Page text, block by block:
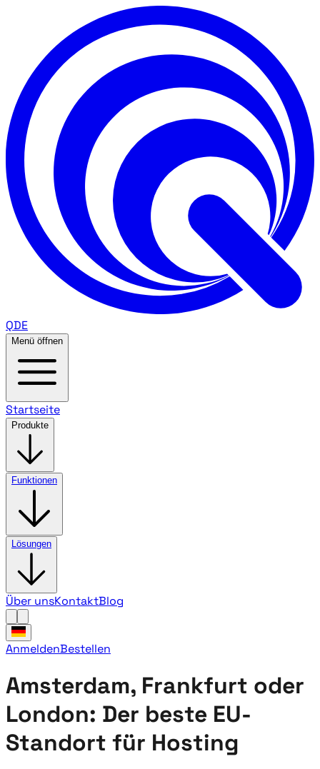
QDE
Menü öffnen
Startseite
Produkte
Funktionen
Lösungen
Über unsKontaktBlog
AnmeldenBestellen
Amsterdam, Frankfurt oder
London: Der beste EU-
Standort für Hosting